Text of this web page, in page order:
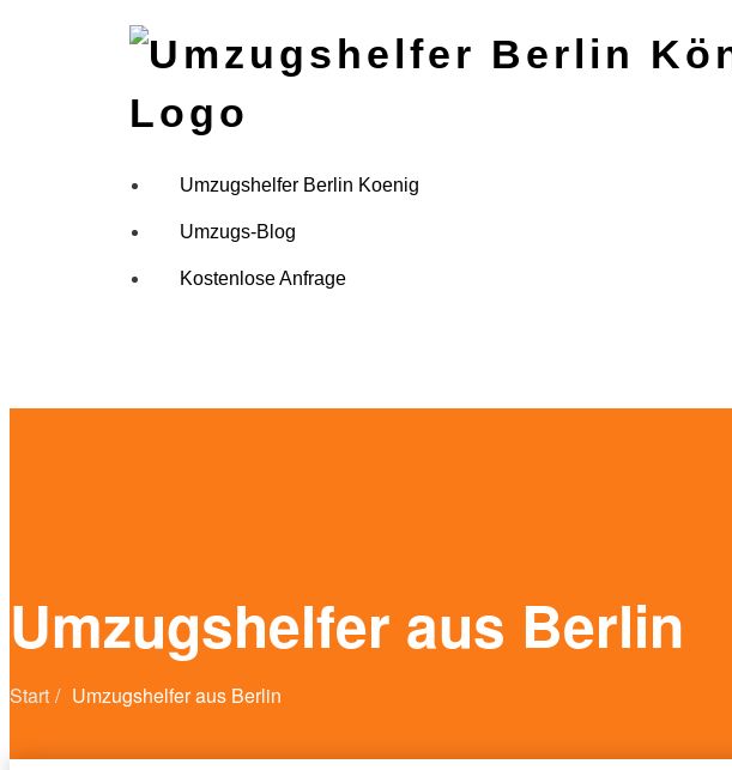
Umzugshelfer Berlin Koenig
Umzugs-Blog
Kostenlose Anfrage
Umzugshelfer aus Berlin
Start Umzugshelfer aus Berlin